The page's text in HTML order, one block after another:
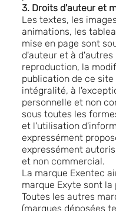
3. Droits d'auteur et
Les textes, les
animations, les
mise en page sont
d'auteur et à
reproduction, la
publication de ce
intégralité, à
personnelle et non
sous toutes les
et l'utilisation
expressément
expressément
et non commercial.
La marque Exentec
marque Exyte sont la
Toutes les autres
(marques déposées